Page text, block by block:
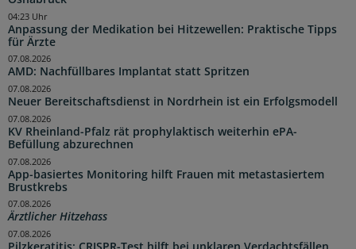
Anpassung der Medikation bei Hitzewellen: Praktische Tipps
für Ärzte
04:23 Uhr
AMD: Nachfüllbares Implantat statt Spritzen
07.08.2026
Neuer Bereitschaftsdienst in Nordrhein ist ein Erfolgsmodell
07.08.2026
KV Rheinland-Pfalz rät prophylaktisch weiterhin ePA-
Befüllung abzurechnen
07.08.2026
App-basiertes Monitoring hilft Frauen mit metastasiertem
Brustkrebs
07.08.2026
Ärztlicher Hitzehass
07.08.2026
07.08.2026